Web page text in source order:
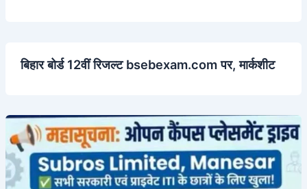
बिहार बोर्ड 12वीं रिजल्ट bsebexam.com पर, मार्कशीट